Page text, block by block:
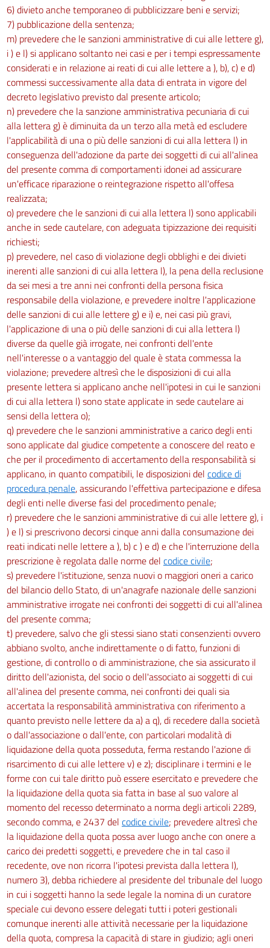
6) divieto anche temporaneo di pubblicizzare beni e servizi;
7) pubblicazione della sentenza;
m) prevedere che le sanzioni amministrative di cui alle lettere g),
i ) e l) si applicano soltanto nei casi e per i tempi espressamente
considerati e in relazione ai reati di cui alle lettere a ), b), c) e d)
commessi successivamente alla data di entrata in vigore del
decreto legislativo previsto dal presente articolo;
n) prevedere che la sanzione amministrativa pecuniaria di cui
alla lettera g) è diminuita da un terzo alla metà ed escludere
l'applicabilità di una o più delle sanzioni di cui alla lettera l) in
conseguenza dell'adozione da parte dei soggetti di cui all'alinea
del presente comma di comportamenti idonei ad assicurare
un'efficace riparazione o reintegrazione rispetto all'offesa
realizzata;
o) prevedere che le sanzioni di cui alla lettera l) sono applicabili
anche in sede cautelare, con adeguata tipizzazione dei requisiti
richiesti;
p) prevedere, nel caso di violazione degli obblighi e dei divieti
inerenti alle sanzioni di cui alla lettera l), la pena della reclusione
da sei mesi a tre anni nei confronti della persona fisica
responsabile della violazione, e prevedere inoltre l'applicazione
delle sanzioni di cui alle lettere g) e i) e, nei casi più gravi,
l'applicazione di una o più delle sanzioni di cui alla lettera l)
diverse da quelle già irrogate, nei confronti dell'ente
nell'interesse o a vantaggio del quale è stata commessa la
violazione; prevedere altresì che le disposizioni di cui alla
presente lettera si applicano anche nell'ipotesi in cui le sanzioni
di cui alla lettera l) sono state applicate in sede cautelare ai
sensi della lettera o);
q) prevedere che le sanzioni amministrative a carico degli enti
sono applicate dal giudice competente a conoscere del reato e
che per il procedimento di accertamento della responsabilità si
applicano, in quanto compatibili, le disposizioni del codice di
procedura penale, assicurando l'effettiva partecipazione e difesa
degli enti nelle diverse fasi del procedimento penale;
r) prevedere che le sanzioni amministrative di cui alle lettere g), i
) e l) si prescrivono decorsi cinque anni dalla consumazione dei
reati indicati nelle lettere a ), b) c ) e d) e che l'interruzione della
prescrizione è regolata dalle norme del codice civile;
s) prevedere l'istituzione, senza nuovi o maggiori oneri a carico
del bilancio dello Stato, di un'anagrafe nazionale delle sanzioni
amministrative irrogate nei confronti dei soggetti di cui all'alinea
del presente comma;
t) prevedere, salvo che gli stessi siano stati consenzienti ovvero
abbiano svolto, anche indirettamente o di fatto, funzioni di
gestione, di controllo o di amministrazione, che sia assicurato il
diritto dell'azionista, del socio o dell'associato ai soggetti di cui
all'alinea del presente comma, nei confronti dei quali sia
accertata la responsabilità amministrativa con riferimento a
quanto previsto nelle lettere da a) a q), di recedere dalla società
o dall'associazione o dall'ente, con particolari modalità di
liquidazione della quota posseduta, ferma restando l'azione di
risarcimento di cui alle lettere v) e z); disciplinare i termini e le
forme con cui tale diritto può essere esercitato e prevedere che
la liquidazione della quota sia fatta in base al suo valore al
momento del recesso determinato a norma degli articoli 2289,
secondo comma, e 2437 del codice civile; prevedere altresì che
la liquidazione della quota possa aver luogo anche con onere a
carico dei predetti soggetti, e prevedere che in tal caso il
recedente, ove non ricorra l'ipotesi prevista dalla lettera l),
numero 3), debba richiedere al presidente del tribunale del luogo
in cui i soggetti hanno la sede legale la nomina di un curatore
speciale cui devono essere delegati tutti i poteri gestionali
comunque inerenti alle attività necessarie per la liquidazione
della quota, compresa la capacità di stare in giudizio; agli oneri